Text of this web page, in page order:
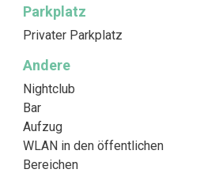
Parkplatz
Privater Parkplatz
Andere
Nightclub
Bar
Aufzug
WLAN in den öffentlichen
Bereichen